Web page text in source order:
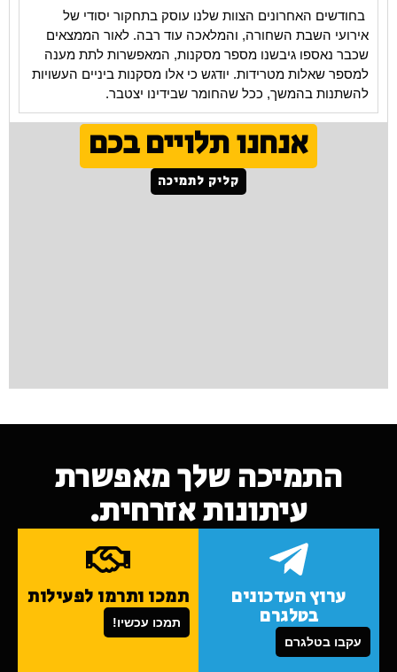
בחודשים האחרונים הצוות שלנו עוסק בתחקור יסודי של
אירועי השבת השחורה, והמלאכה עוד רבה. לאור הממצאים
שכבר נאספו גיבשנו מספר מסקנות, המאפשרות לתת מענה
למספר שאלות מטרידות. יודגש כי אלו מסקנות ביניים העשויות
להשתנות בהמשך, ככל שהחומר שבידינו יצטבר.
אנחנו תלויים בכם
קליק לתמיכה
התמיכה שלך מאפשרת
עיתונות אזרחית.
ערוץ העדכונים
בטלגרם
עקבו בטלגרם
תמכו ותרמו לפעילות
תמכו עכשיו!